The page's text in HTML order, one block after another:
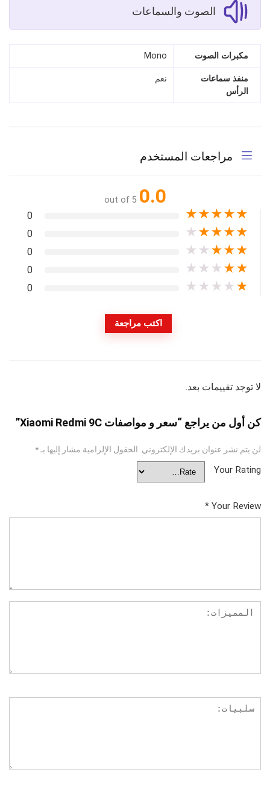
الصوت والسماعات
مكبرات الصوت Mono
منفذ سماعات
الرأس
نعم
مراجعات المستخدم
0.0
out of 5
★
★
★
★
★
0
★
★
★
★
★
0
★
★
★
★
★
0
★
★
★
★
★
0
★
★
★
★
★
0
اكتب مراجعة
لا توجد تقييمات بعد.
كن أول من يراجع “سعر و مواصفات Xiaomi Redmi 9C”
لن يتم نشر عنوان بريدك الإلكتروني. الحقول الإلزامية مشار إليها بـ*
Your Rating
Your Review
*